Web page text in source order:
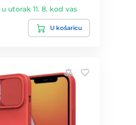
u utorak 11. 8. kod vas
U košaricu